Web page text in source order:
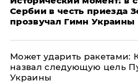
Сербии в честь приезда
прозвучал Гимн Украины
Может ударить ракетами:
назвал следующую цель
Украины